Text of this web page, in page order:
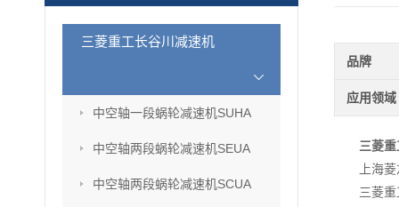
三菱重工长谷川减速机
中空轴一段蜗轮减速机SUHA
中空轴两段蜗轮减速机SEUA
中空轴两段蜗轮减速机SCUA
品牌
应用领域
三菱
上海
三菱